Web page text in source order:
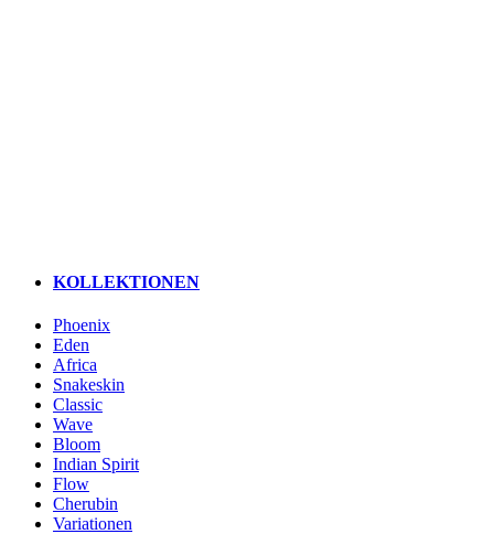
KOLLEKTIONEN
Phoenix
Eden
Africa
Snakeskin
Classic
Wave
Bloom
Indian Spirit
Flow
Cherubin
Variationen